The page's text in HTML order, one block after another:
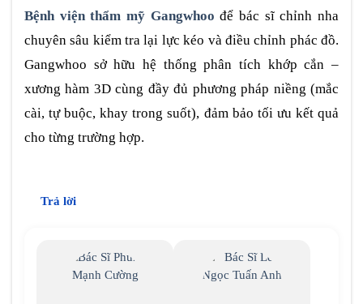
Bệnh viện thẩm mỹ Gangwhoo để bác sĩ chỉnh nha
chuyên sâu kiểm tra lại lực kéo và điều chỉnh phác đồ.
Gangwhoo sở hữu hệ thống phân tích khớp cắn –
xương hàm 3D cùng đầy đủ phương pháp niềng (mắc
cài, tự buộc, khay trong suốt), đảm bảo tối ưu kết quả
cho từng trường hợp.
Trả lời